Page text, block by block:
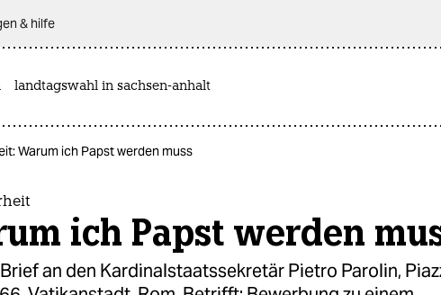
& hilfe
landtagswahl in sachsen-anhalt
Warum ich Papst werden muss
ich Papst werden
an den Kardinalstaatssekretär Pietro Parolin,